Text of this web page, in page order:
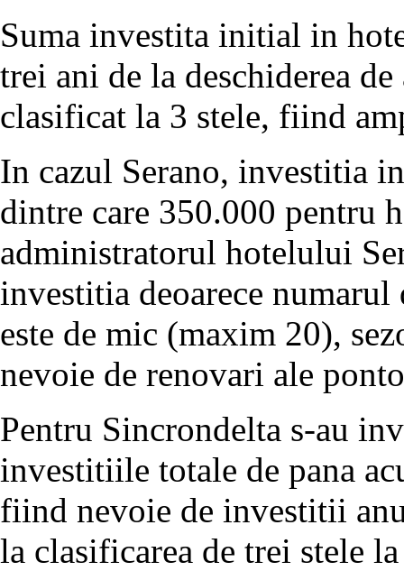
Suma investita initial in
trei ani de la deschiderea
clasificat la 3 stele, fiind
In cazul Serano, investitia
dintre care 350.000 pentru
administratorul hotelului
investitia deoarece numarul
este de mic (maxim 20),
nevoie de renovari ale
Pentru Sincrondelta s-au
investitiile totale de pana
fiind nevoie de investitii
la clasificarea de trei stele